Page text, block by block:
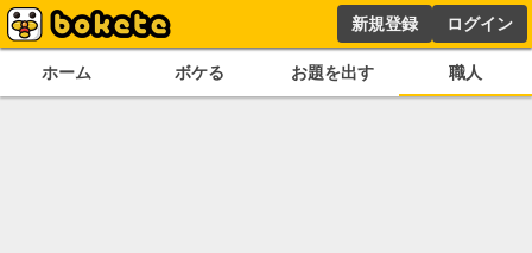
新規登録 ログイン
ホーム ボケる お題を出す 職人